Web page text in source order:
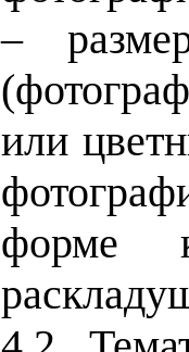
–
или
форме